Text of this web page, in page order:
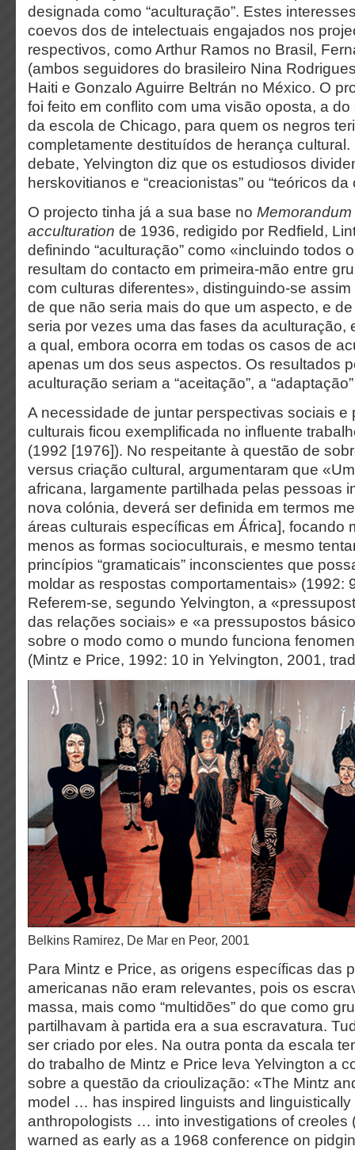
designada como “aculturação”. Estes
coevos dos de intelectuais engajados nos
respectivos, como Arthur Ramos no Brasil,
(ambos seguidores do brasileiro Nina
Haiti e Gonzalo Aguirre Beltrán no México. O
foi feito em conflito com uma visão oposta, a
da escola de Chicago, para quem os negros
completamente destituídos de herança cultural.
debate, Yelvington diz que os estudiosos
herskovitianos e “creacionistas” ou “teóricos da
O projecto tinha já a sua base no
acculturation de 1936, redigido por Redfield,
definindo “aculturação” como «incluindo todos
resultam do contacto em primeira-mão entre
com culturas diferentes», distinguindo-se assim
de que não seria mais do que um aspecto, e de
seria por vezes uma das fases da aculturação,
a qual, embora ocorra em todas os casos de
apenas um dos seus aspectos. Os resultados
aculturação seriam a “aceitação”, a
A necessidade de juntar perspectivas sociais e
culturais ficou exemplificada no influente
(1992 [1976]). No respeitante à questão de
versus criação cultural, argumentaram que
africana, largamente partilhada pelas pessoas
nova colónia, deverá ser definida em termos
áreas culturais específicas em África], focando
menos as formas socioculturais, e mesmo
princípios “gramaticais” inconscientes que
moldar as respostas comportamentais» (1992:
Referem-se, segundo Yelvington, a
das relações sociais» e «a pressupostos
sobre o modo como o mundo funciona
(Mintz e Price, 1992: 10 in Yelvington, 2001,
Belkins Ramirez, De Mar en Peor, 2001
Para Mintz e Price, as origens específicas das
americanas não eram relevantes, pois os
massa, mais como “multidões” do que como
partilhavam à partida era a sua escravatura.
ser criado por eles. Na outra ponta da escala
do trabalho de Mintz e Price leva Yelvington a
sobre a questão da crioulização: «The Mintz
model … has inspired linguists and linguistically
anthropologists … into investigations of
warned as early as a 1968 conference on